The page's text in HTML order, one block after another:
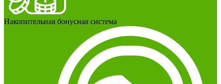
Накопительная бонусная система